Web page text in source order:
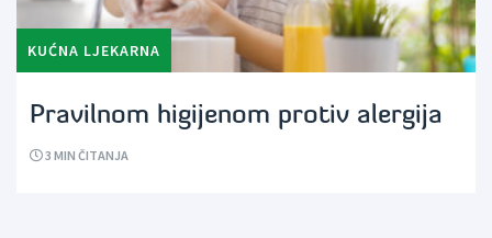
KUĆNA LJEKARNA
Pravilnom higijenom protiv alergija
3 MIN ČITANJA